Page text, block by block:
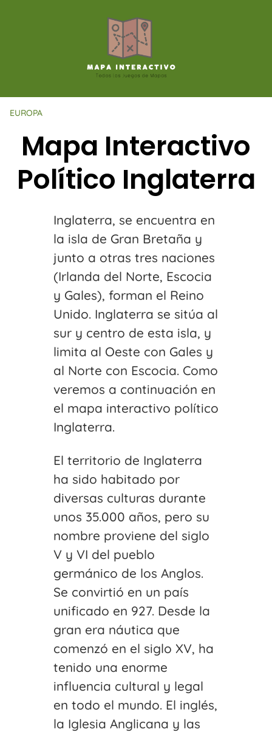
EUROPA
Mapa Interactivo
Político Inglaterra
Inglaterra, se encuentra en
la isla de Gran Bretaña y
junto a otras tres naciones
(Irlanda del Norte, Escocia
y Gales), forman el Reino
Unido. Inglaterra se sitúa al
sur y centro de esta isla, y
limita al Oeste con Gales y
al Norte con Escocia. Como
veremos a continuación en
el mapa interactivo político
Inglaterra.
El territorio de Inglaterra
ha sido habitado por
diversas culturas durante
unos 35.000 años, pero su
nombre proviene del siglo
V y VI del pueblo
germánico de los Anglos.
Se convirtió en un país
unificado en 927. Desde la
gran era náutica que
comenzó en el siglo XV, ha
tenido una enorme
influencia cultural y legal
en todo el mundo. El inglés,
la Iglesia Anglicana y las